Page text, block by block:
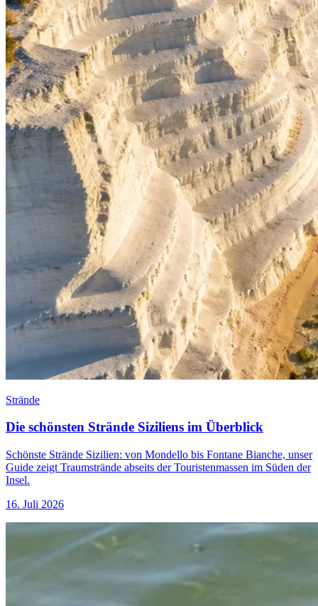
Strände
Die schönsten Strände Siziliens im Überblick
Schönste Strände Sizilien: von Mondello bis Fontane Bianche, unser
Guide zeigt Traumstrände abseits der Touristenmassen im Süden der
Insel.
16. Juli 2026